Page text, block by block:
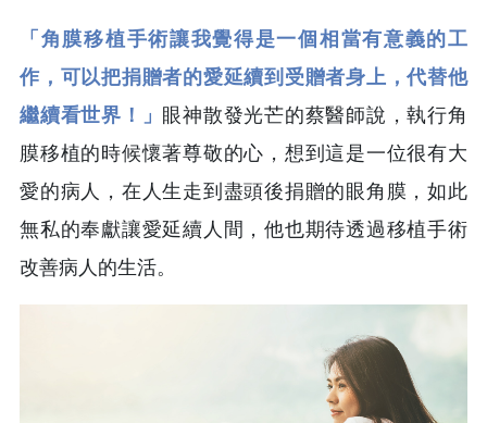
「角膜移植手術讓我覺得是一個相當有意義的工
作，可以把捐贈者的愛延續到受贈者身上，代替他
繼續看世界！」 眼神散發光芒的蔡醫師說，執行角
膜移植的時候懷著尊敬的心，想到這是一位很有大
愛的病人，在人生走到盡頭後捐贈的眼角膜，如此
無私的奉獻讓愛延續人間，他也期待透過移植手術
改善病人的生活。